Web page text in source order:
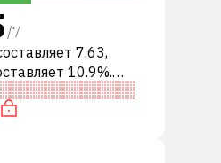
/7
7.63,
10.9%.
«ДЕРЖАТЬ»